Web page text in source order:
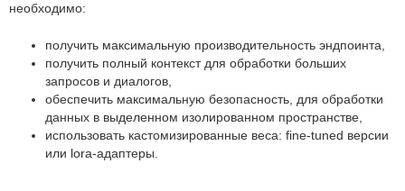
необходимо:
получить максимальную производительность эндпоинта,
получить полный контекст для обработки больших
запросов и диалогов,
обеспечить максимальную безопасность, для обработки
данных в выделенном изолированном пространстве,
использовать кастомизированные веса: fine-tuned версии
или lora-адаптеры.